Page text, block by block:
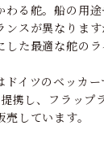
わる舵。船の用
ンスが異なりま
した最適な舵の
ドイツのベッカ
携し、フラップ
しています。